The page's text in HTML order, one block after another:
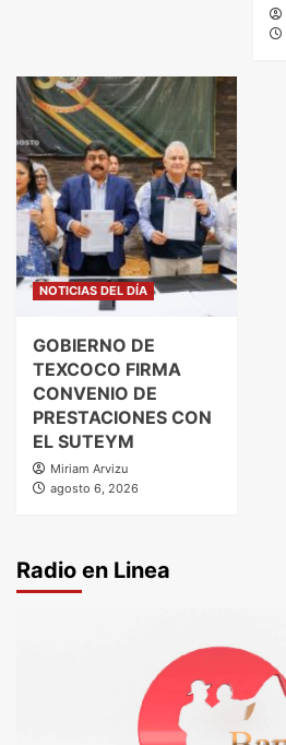
NOTICIAS DEL DÍA
GOBIERNO DE
TEXCOCO FIRMA
CONVENIO DE
PRESTACIONES CON
EL SUTEYM
Miriam Arvizu
agosto 6, 2026
Radio en Linea